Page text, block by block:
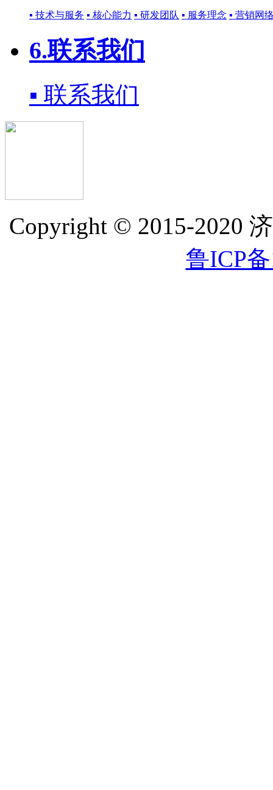
▪ 技术与服务 ▪ 核心能力 ▪ 研发团队 ▪ 服务理念 ▪ 营销网
6.联系我们
▪ 联系我们
Copyright © 2015-2020
鲁ICP